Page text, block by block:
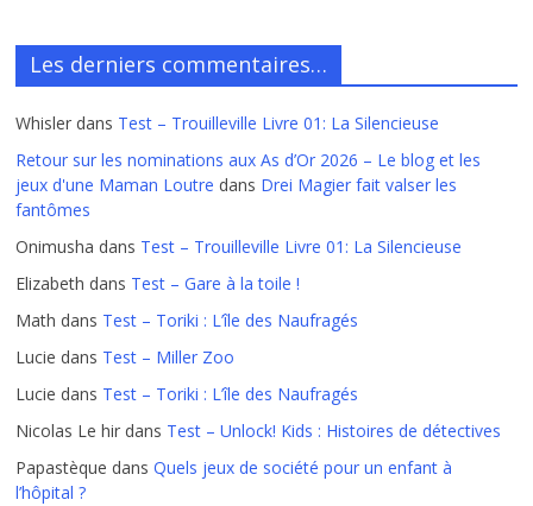
Les derniers commentaires…
Whisler dans Test – Trouilleville Livre 01: La Silencieuse
Retour sur les nominations aux As d’Or 2026 – Le blog et les
jeux d'une Maman Loutre dans Drei Magier fait valser les
fantômes
Onimusha dans Test – Trouilleville Livre 01: La Silencieuse
Elizabeth dans Test – Gare à la toile !
Math dans Test – Toriki : L’île des Naufragés
Lucie dans Test – Miller Zoo
Lucie dans Test – Toriki : L’île des Naufragés
Nicolas Le hir dans Test – Unlock! Kids : Histoires de détectives
Papastèque dansQuels jeux de société pour un enfant à
l’hôpital ?